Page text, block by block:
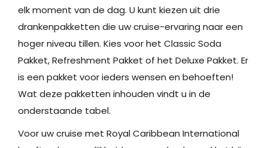
elk moment van de dag. U kunt kiezen uit drie
drankenpakketten die uw cruise-ervaring naar een
hoger niveau tillen. Kies voor het Classic Soda
Pakket, Refreshment Pakket of het Deluxe Pakket. Er
is een pakket voor ieders wensen en behoeften!
Wat deze pakketten inhouden vindt u in de
onderstaande tabel.
Voor uw cruise met Royal Caribbean International